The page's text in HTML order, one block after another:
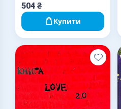
504 ₴
Купити